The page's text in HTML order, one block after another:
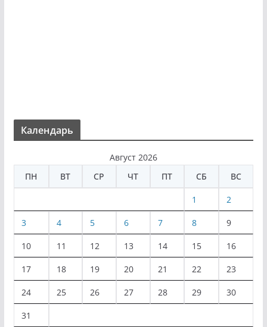
Календарь
Август 2026
ПН
ВТ СР ЧТ ПТ СБ ВС
1 2
3 4 5 6 7 8 9
10 11 12 13 14 15 16
17 18 19 20 21 22 23
24 25 26 27 28 29 30
31